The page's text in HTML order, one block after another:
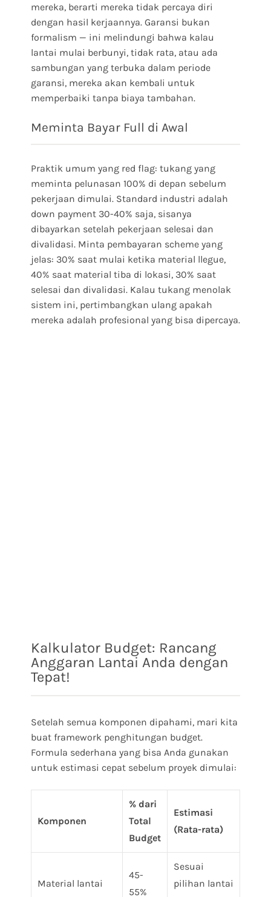
mereka, berarti mereka tidak percaya diri
dengan hasil kerjaannya. Garansi bukan
formalism — ini melindungi bahwa kalau
lantai mulai berbunyi, tidak rata, atau ada
sambungan yang terbuka dalam periode
garansi, mereka akan kembali untuk
memperbaiki tanpa biaya tambahan.
Meminta Bayar Full di Awal
Praktik umum yang red flag: tukang yang
meminta pelunasan 100% di depan sebelum
pekerjaan dimulai. Standard industri adalah
down payment 30-40% saja, sisanya
dibayarkan setelah pekerjaan selesai dan
divalidasi. Minta pembayaran scheme yang
jelas: 30% saat mulai ketika material llegue,
40% saat material tiba di lokasi, 30% saat
selesai dan divalidasi. Kalau tukang menolak
sistem ini, pertimbangkan ulang apakah
mereka adalah profesional yang bisa dipercaya.
Kalkulator Budget: Rancang
Anggaran Lantai Anda dengan
Tepat!
Setelah semua komponen dipahami, mari kita
buat framework penghitungan budget.
Formula sederhana yang bisa Anda gunakan
untuk estimasi cepat sebelum proyek dimulai:
Komponen
% dari
Total
Budget
Estimasi
(Rata-rata)
Material lantai
45-
55%
Sesuai
pilihan lantai